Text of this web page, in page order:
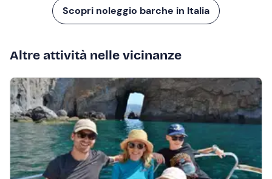
Scopri noleggio barche in Italia
Altre attività nelle vicinanze